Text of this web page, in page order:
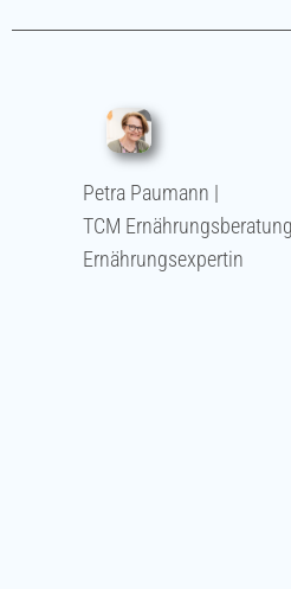
Petra Paumann |
TCM
Ernährungsexpertin